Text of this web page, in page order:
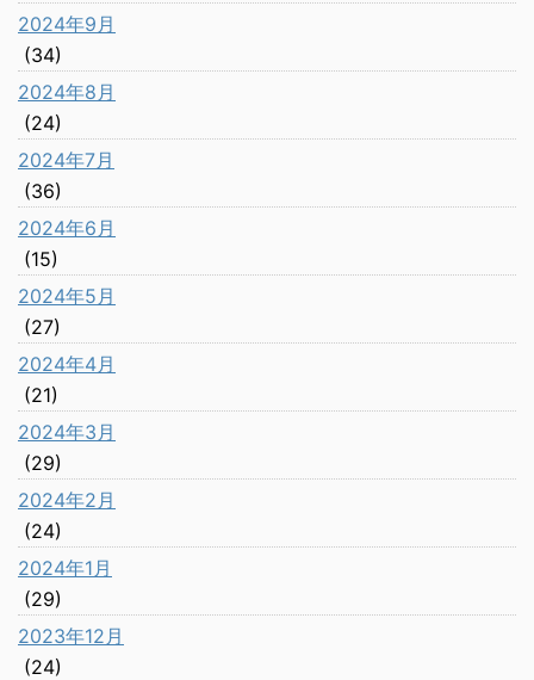
2024年9月
(34)
2024年8月
(24)
2024年7月
(36)
2024年6月
(15)
2024年5月
(27)
2024年4月
(21)
2024年3月
(29)
2024年2月
(24)
2024年1月
(29)
2023年12月
(24)